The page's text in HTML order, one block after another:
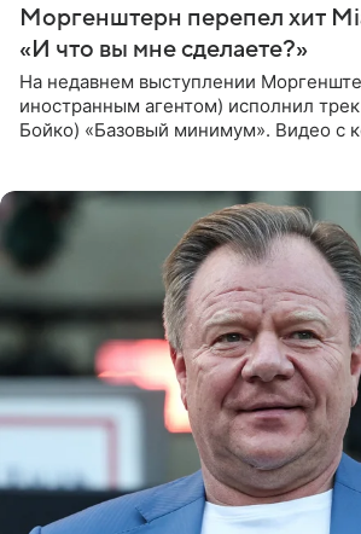
Моргенштерн перепел хит
«И что вы мне сделаете?»
На недавнем выступлении
иностранным агентом) исполнил
Бойко) «Базовый минимум». Видео с